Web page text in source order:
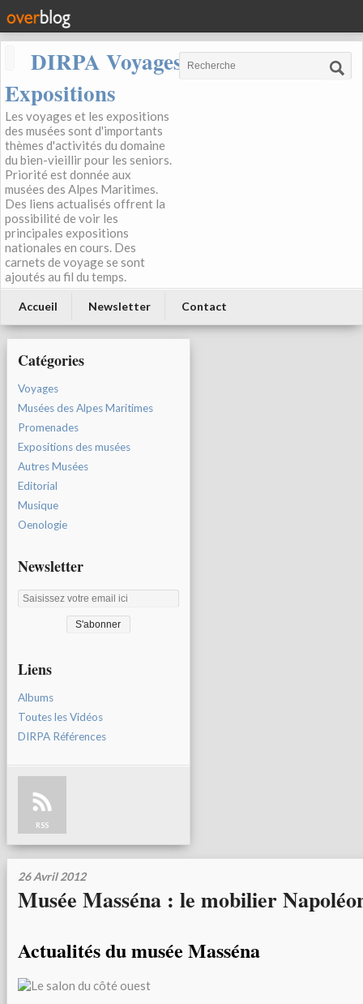
DIRPA Voyages, Musées,
Expositions
Les voyages et les expositions
des musées sont d'importants
thèmes d'activités du domaine
du bien-vieillir pour les seniors.
Priorité est donnée aux
musées des Alpes Maritimes.
Des liens actualisés offrent la
possibilité de voir les
principales expositions
nationales en cours. Des
carnets de voyage se sont
ajoutés au fil du temps.
Accueil Newsletter Contact
Catégories
Voyages
Musées des Alpes Maritimes
Promenades
Expositions des musées
Autres Musées
Editorial
Musique
Oenologie
Newsletter
Liens
Albums
Toutes les Vidéos
DIRPA Références
RSS
26 Avril 2012
Musée Masséna : le mobilier
Actualités du musée Masséna